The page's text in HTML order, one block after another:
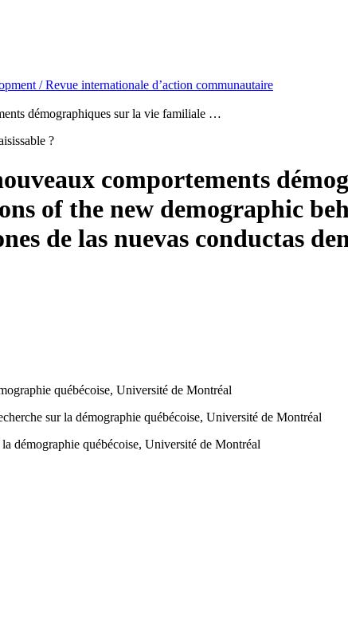
/ Revue internationale d’action communautaire
démographiques sur la vie familiale …
?
comportements
of the new demographic
de las nuevas conductas
québécoise, Université de Montréal
sur la démographie québécoise, Université de Montréal
démographie québécoise, Université de Montréal